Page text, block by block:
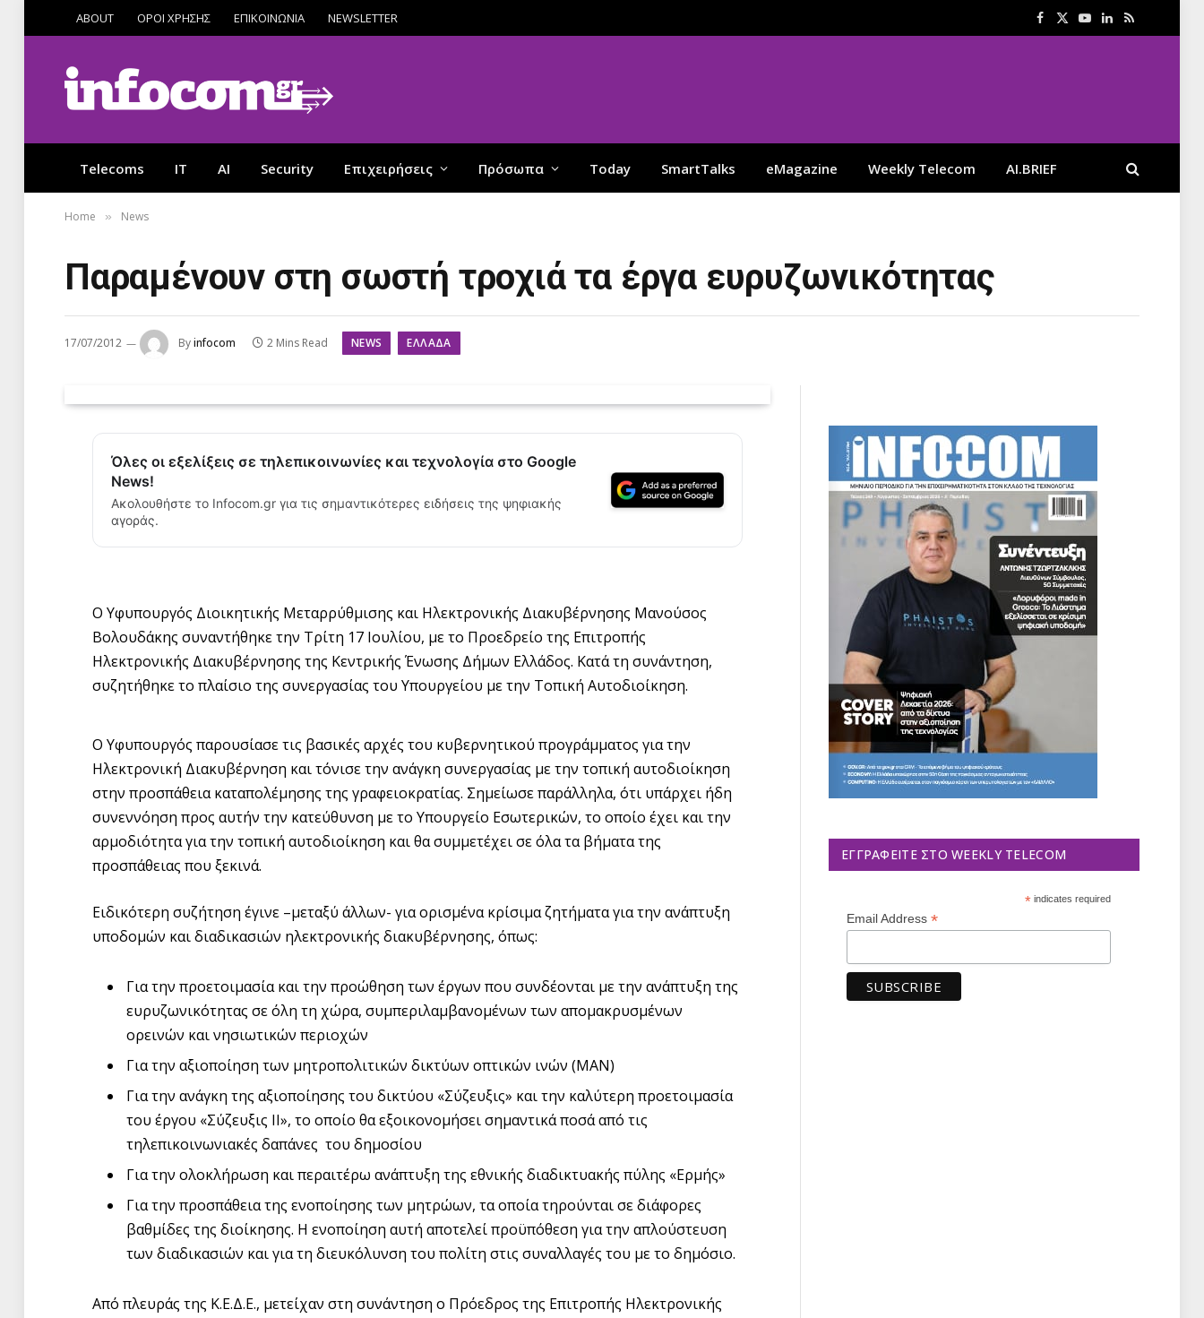
ABOUT ΟΡΟΙ ΧΡΗΣΗΣ ΕΠΙΚΟΙΝΩΝΙΑ NEWSLETTER Facebook
X
YouTube
LinkedIn
RSS
Telecoms IT AI Security Επιχειρήσεις Πρόσωπα Today SmartTalks eMagazine Weekly Telecom AI.BRIEF
Home » News
Παραμένουν στη σωστή τροχιά τα έργα ευρυζωνικότητας
17/07/2012 Byinfocom 2 Mins Read NEWS ΕΛΛΆΔΑ
Όλες οι εξελίξεις σε τηλεπικοινωνίες και τεχνολογία στο Google
News!
Ακολουθήστε το Infocom.gr για τις σημαντικότερες ειδήσεις της ψηφιακής
αγοράς.
Ο Υφυπουργός Διοικητικής Μεταρρύθμισης και Ηλεκτρονικής Διακυβέρνησης Μανούσος
Βολουδάκης συναντήθηκε την Τρίτη 17 Ιουλίου, με το Προεδρείο της Επιτροπής
Ηλεκτρονικής Διακυβέρνησης της Κεντρικής Ένωσης Δήμων Ελλάδος. Κατά τη συνάντηση,
συζητήθηκε το πλαίσιο της συνεργασίας του Υπουργείου με την Τοπική Αυτοδιοίκηση.
Ο Υφυπουργός παρουσίασε τις βασικές αρχές του κυβερνητικού προγράμματος για την
Ηλεκτρονική Διακυβέρνηση και τόνισε την ανάγκη συνεργασίας με την τοπική αυτοδιοίκηση
στην προσπάθεια καταπολέμησης της γραφειοκρατίας. Σημείωσε παράλληλα, ότι υπάρχει ήδη
συνεννόηση προς αυτήν την κατεύθυνση με το Υπουργείο Εσωτερικών, το οποίο έχει και την
αρμοδιότητα για την τοπική αυτοδιοίκηση και θα συμμετέχει σε όλα τα βήματα της
προσπάθειας που ξεκινά.
Ειδικότερη συζήτηση έγινε –μεταξύ άλλων- για ορισμένα κρίσιμα ζητήματα για την ανάπτυξη
υποδομών και διαδικασιών ηλεκτρονικής διακυβέρνησης, όπως:
Για την προετοιμασία και την προώθηση των έργων που συνδέονται με την ανάπτυξη της
ευρυζωνικότητας σε όλη τη χώρα, συμπεριλαμβανομένων των απομακρυσμένων
ορεινών και νησιωτικών περιοχών
Για την αξιοποίηση των μητροπολιτικών δικτύων οπτικών ινών (ΜΑΝ)
Για την ανάγκη της αξιοποίησης του δικτύου «Σύζευξις» και την καλύτερη προετοιμασία
του έργου «Σύζευξις ΙΙ», το οποίο θα εξοικονομήσει σημαντικά ποσά από τις
τηλεπικοινωνιακές δαπάνες του δημοσίου
Για την ολοκλήρωση και περαιτέρω ανάπτυξη της εθνικής διαδικτυακής πύλης «Ερμής»
Για την προσπάθεια της ενοποίησης των μητρώων, τα οποία τηρούνται σε διάφορες
βαθμίδες της διοίκησης. Η ενοποίηση αυτή αποτελεί προϋπόθεση για την απλούστευση
των διαδικασιών και για τη διευκόλυνση του πολίτη στις συναλλαγές του με το δημόσιο.
Από πλευράς της Κ.Ε.Δ.Ε., μετείχαν στη συνάντηση ο Πρόεδρος της Επιτροπής Ηλεκτρονικής
ΕΓΓΡΑΦΕΊΤΕ ΣΤΟ WEEKLY TELECOM
*indicates required
Email Address *